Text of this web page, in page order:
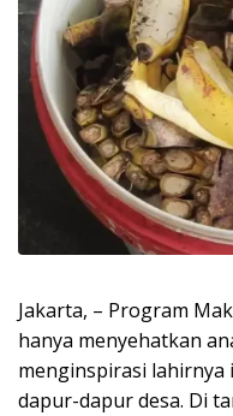
Jakarta, – Program
hanya menyehatkan
menginspirasi
dapur-dapur desa. Di